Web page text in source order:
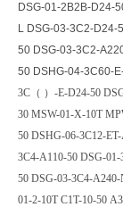
DSG-01-2B2B-D24-
L DSG-03-3C2-
50 DSG-03-3C2-
50 DSHG-04-3C60-
3C （ ） -E-D24-50
30 MSW-01-X-10T
50 DSHG-06-3C12-
3C4-A110-50 DSG-
50 DSG-03-3C4-
01-2-10T C1T-10-50